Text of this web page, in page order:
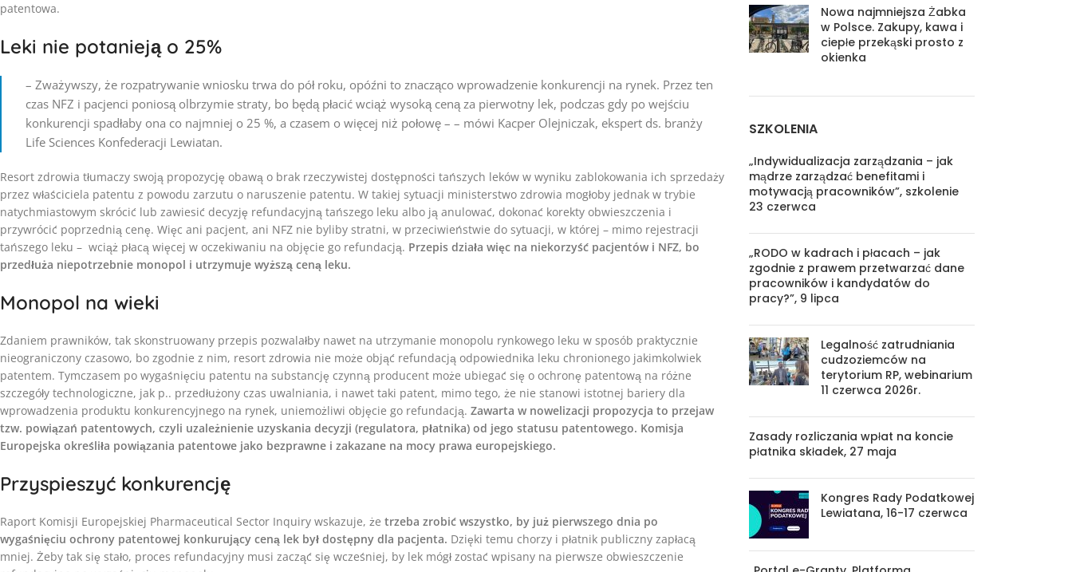
patentowa.
Leki nie potanieją o 25%
– Zważywszy, że rozpatrywanie wniosku trwa do pół roku, opóźni to znacząco wprowadzenie konkurencji na rynek. Przez ten
czas NFZ i pacjenci poniosą olbrzymie straty, bo będą płacić wciąż wysoką ceną za pierwotny lek, podczas gdy po wejściu
konkurencji spadłaby ona co najmniej o 25 %, a czasem o więcej niż połowę – – mówi Kacper Olejniczak, ekspert ds. branży
Life Sciences Konfederacji Lewiatan.
Resort zdrowia tłumaczy swoją propozycję obawą o brak rzeczywistej dostępności tańszych leków w wyniku zablokowania ich sprzedaży
przez właściciela patentu z powodu zarzutu o naruszenie patentu. W takiej sytuacji ministerstwo zdrowia mogłoby jednak w trybie
natychmiastowym skrócić lub zawiesić decyzję refundacyjną tańszego leku albo ją anulować, dokonać korekty obwieszczenia i
przywrócić poprzednią cenę. Więc ani pacjent, ani NFZ nie byliby stratni, w przeciwieństwie do sytuacji, w której – mimo rejestracji
tańszego leku – wciąż płacą więcej w oczekiwaniu na objęcie go refundacją. Przepis działa więc na niekorzyść pacjentów i NFZ, bo
przedłuża niepotrzebnie monopol i utrzymuje wyższą ceną leku.
Monopol na wieki
Zdaniem prawników, tak skonstruowany przepis pozwalałby nawet na utrzymanie monopolu rynkowego leku w sposób praktycznie
nieograniczony czasowo, bo zgodnie z nim, resort zdrowia nie może objąć refundacją odpowiednika leku chronionego jakimkolwiek
patentem. Tymczasem po wygaśnięciu patentu na substancję czynną producent może ubiegać się o ochronę patentową na różne
szczegóły technologiczne, jak p.. przedłużony czas uwalniania, i nawet taki patent, mimo tego, że nie stanowi istotnej bariery dla
wprowadzenia produktu konkurencyjnego na rynek, uniemożliwi objęcie go refundacją. Zawarta w nowelizacji propozycja to przejaw
tzw. powiązań patentowych, czyli uzależnienie uzyskania decyzji (regulatora, płatnika) od jego statusu patentowego. Komisja
Europejska określiła powiązania patentowe jako bezprawne i zakazane na mocy prawa europejskiego.
Przyspieszyć konkurencję
Raport Komisji Europejskiej Pharmaceutical Sector Inquiry wskazuje, że trzeba zrobić wszystko, by już pierwszego dnia po
wygaśnięciu ochrony patentowej konkurujący ceną lek był dostępny dla pacjenta. Dzięki temu chorzy i płatnik publiczny zapłacą
mniej. Żeby tak się stało, proces refundacyjny musi zacząć się wcześniej, by lek mógł zostać wpisany na pierwsze obwieszczenie
Nowa najmniejsza Żabka
w Polsce. Zakupy, kawa i
ciepłe przekąski prosto z
okienka
SZKOLENIA
„Indywidualizacja zarządzania – jak
mądrze zarządzać benefitami i
motywacją pracowników”, szkolenie
23 czerwca
„RODO w kadrach i płacach – jak
zgodnie z prawem przetwarzać dane
pracowników i kandydatów do
pracy?”, 9 lipca
Legalność zatrudniania
cudzoziemców na
terytorium RP, webinarium
11 czerwca 2026r.
Zasady rozliczania wpłat na koncie
płatnika składek, 27 maja
Kongres Rady Podatkowej
Lewiatana, 16-17 czerwca